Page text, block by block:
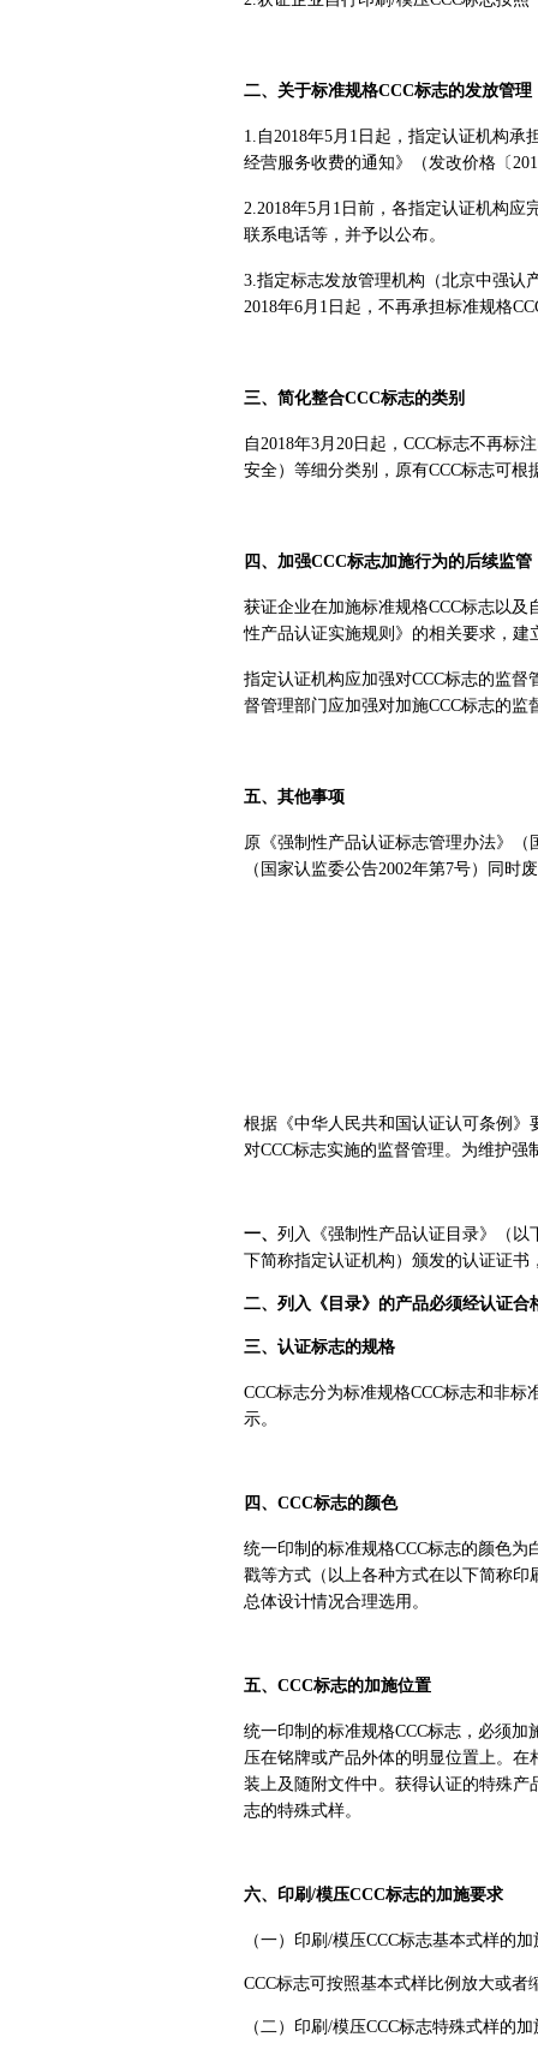
二、关于标准规格CCC标志的发放管理
1.自2018年5月1日起，指定认证机构
经营服务收费的通知》（发改价格〔
2.2018年5月1日前，各指定认证机构应
联系电话等，并予以公布。
3.指定标志发放管理机构（北京中强认
2018年6月1日起，不再承担标准规格
三、简化整合CCC标志的类别
自2018年3月20日起，CCC标志不再标
安全）等细分类别，原有CCC标志可
四、加强CCC标志加施行为的后续监管
获证企业在加施标准规格CCC标志以
性产品认证实施规则》的相关要求，
指定认证机构应加强对CCC标志的监
督管理部门应加强对加施CCC标志的监
五、其他事项
原《强制性产品认证标志管理办法》
（国家认监委公告2002年第7号）同时
根据《中华人民共和国认证认可条例》
对CCC标志实施的监督管理。为维护
一、 列入《强制性产品认证目录》（
下简称指定认证机构）颁发的认证证书
二、列入《目录》的产品必须经认证
三、认证标志的规格
CCC标志分为标准规格CCC标志和非
示。
四、CCC标志的颜色
统一印制的标准规格CCC标志的颜色
戳等方式（以上各种方式在以下简称印
总体设计情况合理选用。
五、CCC标志的加施位置
统一印制的标准规格CCC标志，必须
压在铭牌或产品外体的明显位置上。在
装上及随附文件中。获得认证的特殊产
志的特殊式样。
六、印刷/模压CCC标志的加施要求
（一）印刷/模压CCC标志基本式样的
CCC标志可按照基本式样比例放大或
（二）印刷/模压CCC标志特殊式样的